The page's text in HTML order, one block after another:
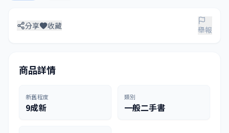
分享 收藏 舉報
商品詳情
新舊程度
9成新
類別
一般二手書